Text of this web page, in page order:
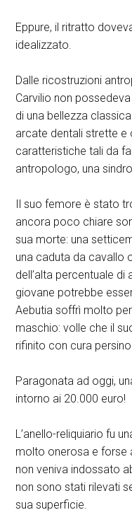
Eppure, il ritratto
idealizzato.
Dalle ricostruzioni
Carvilio non
di una bellezza
arcate dentali strette e
caratteristiche tali da
antropologo, una
Il suo femore è stato
ancora poco chiare
sua morte: una
una caduta da cavallo
dell’alta percentuale di
giovane potrebbe
Aebutia soffrì molto
maschio: volle che il
rifinito con cura
Paragonata ad oggi,
intorno ai 20.000 euro!
L’anello-reliquiario fu
molto onerosa e forse
non veniva indossato
non sono stati rilevati
sua superficie.